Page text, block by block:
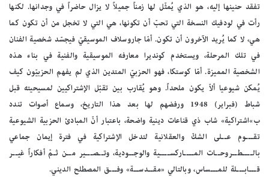
تفقد حنينها إليه، هو الذي يُمثّل لها زمناً جميلاً لا يزال حاضراً في وجدانها. لكنها
رأت في لودفيك النسخة التي تحبّ أن تكونها، هي التي لا تخجل من أن تكون كما
هي، لا كما يُريد الآخرون أن تكون. أمّا جاروسلاف الموسيقيّ فيجسّد شخصية الفنان
في تلك المرحلة، ويستخدم كونديرا معارفه الموسيقية والفنية في بناء هذه
الشخصية المميزة. أمّا كوستكا، فهو الحزبيّ المتدين الذي لم يفهم الحزبيّون كيف
يُمكن شيوعيا ألاّ يكون ملحداً. وهو يُقارب بين تقبّل الإشتراكيين لمسيحيته قبل
شباط (فبراير) 1948 ورفضهم لها بعد هذا التاريخ، وسماع أصوات تندد
ب»اشتراكية» شاب ذي قناعات دينية واضحة، باعتبار أنّ المبادئ الحزبية الشيوعية
تقـــوم عــلى الشكّ والعقلانية لتدخل الإشتراكية في فترة إيمان جماعي
بالــــطــروحــات المــــاركســــية والوجــودية، وتــصـــير مــن ثـمّ أفكاراً غيــر
قـــابـــلة للمـــساس، وبالتالي «مقــدســة» وفـــق المصطلح الديني.